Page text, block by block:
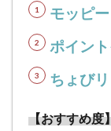
ト対
確認
1.9
【そ
広告
モッピー
ポイン
ちょび
【おすすめ度